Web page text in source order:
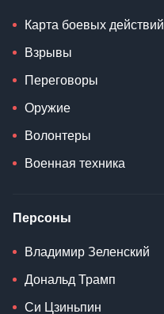
Карта боевых действий
Взрывы
Переговоры
Оружие
Волонтеры
Военная техника
Персоны
Владимир Зеленский
Дональд Трамп
Си Цзиньпин